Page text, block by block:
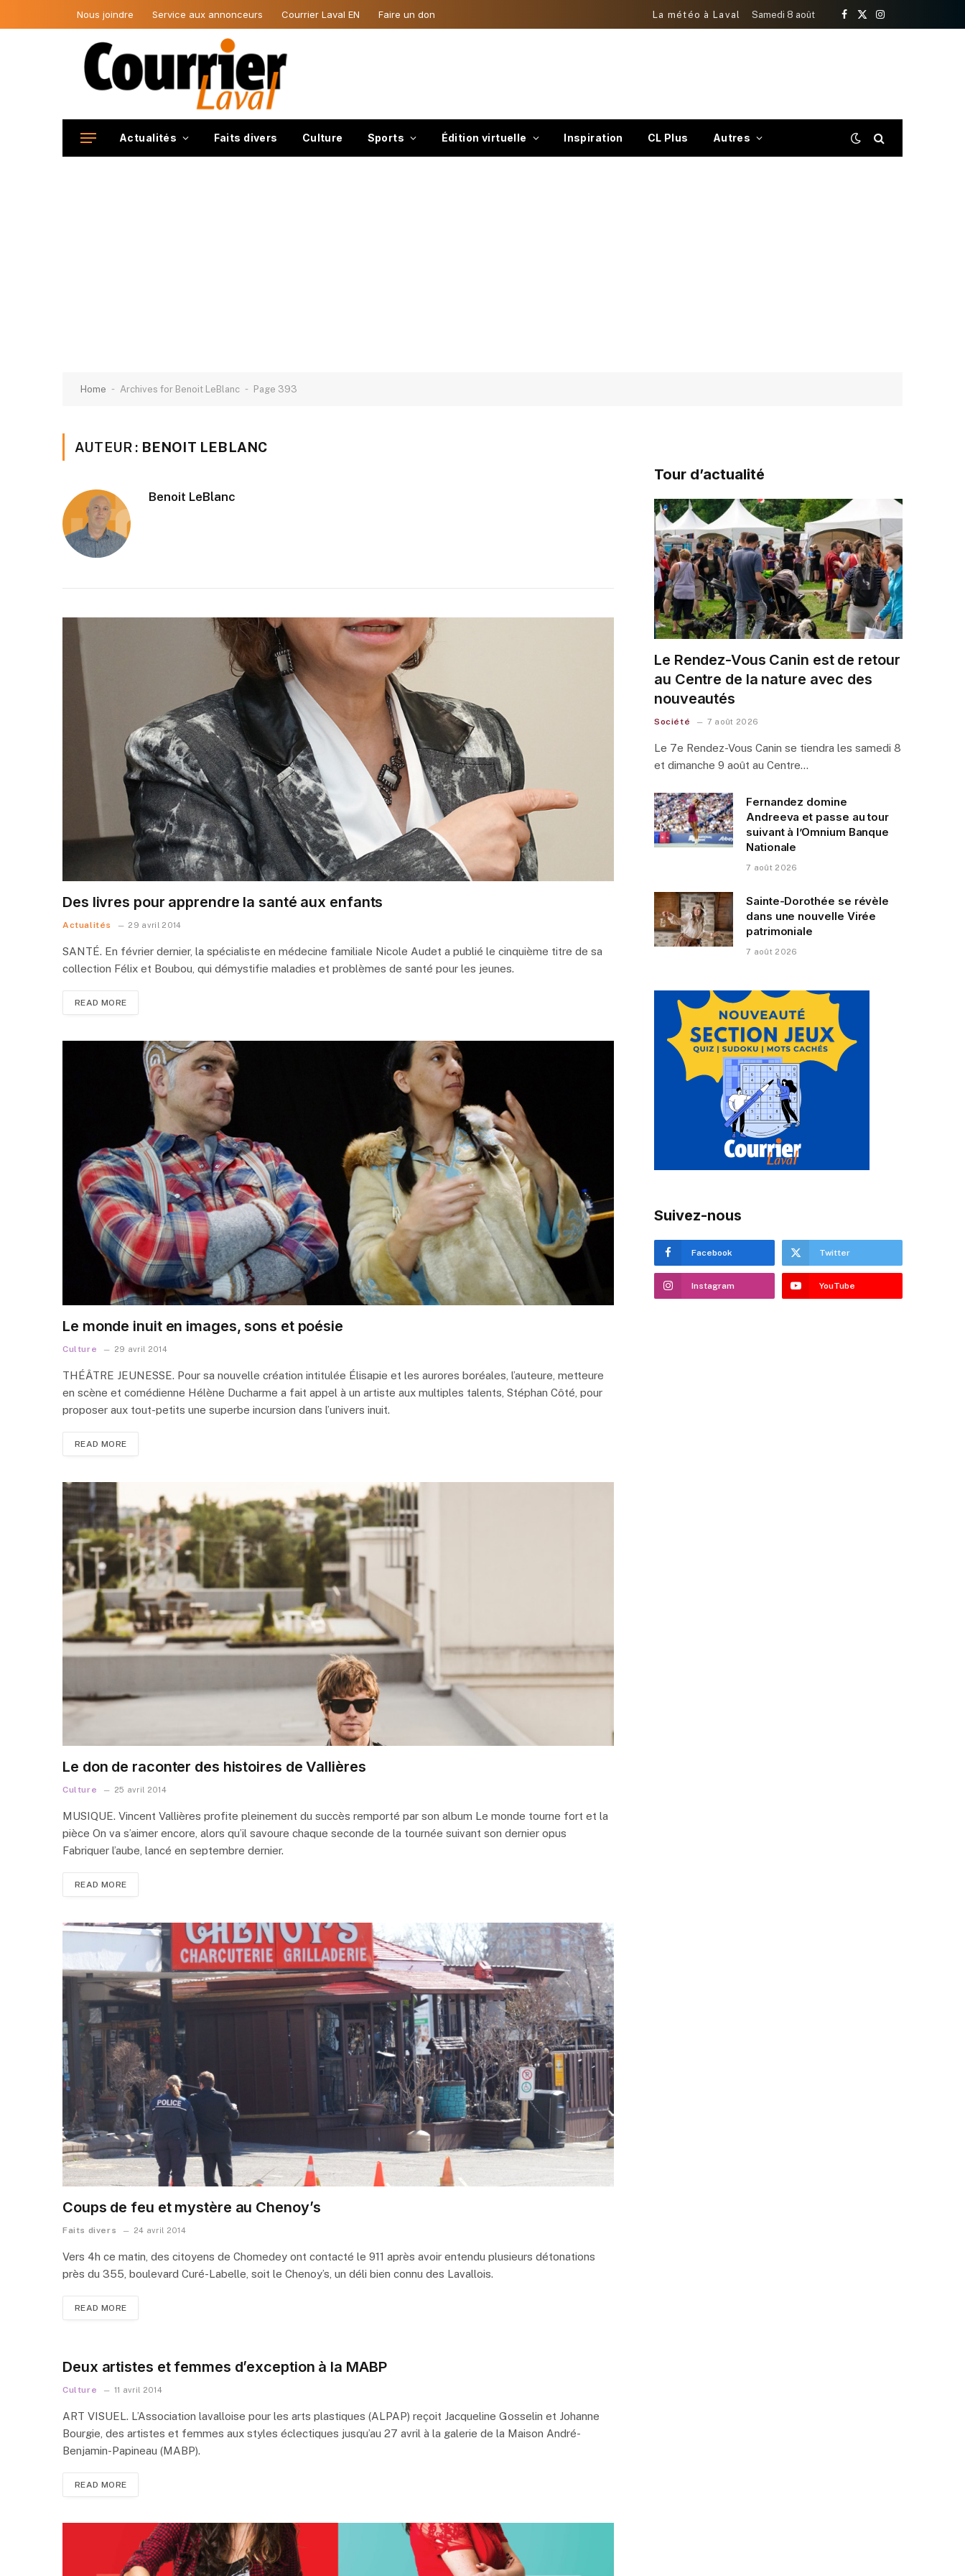
Nous joindre Service aux annonceurs Courrier Laval EN Faire un don La météo à Laval Samedi 8 août
Facebook
X
Instagram
Actualités Faits divers Culture Sports Édition virtuelle Inspiration CL Plus Autres
Home - Archives for Benoit LeBlanc - Page 393
AUTEUR : BENOIT LEBLANC
Benoit LeBlanc
Des livres pour apprendre la santé aux enfants
Actualités 29 avril 2014
SANTÉ. En février dernier, la spécialiste en médecine familiale Nicole Audet a publié le cinquième titre de sa
collection Félix et Boubou, qui démystifie maladies et problèmes de santé pour les jeunes.
READ MORE
Le monde inuit en images, sons et poésie
Culture 29 avril 2014
THÉÂTRE JEUNESSE. Pour sa nouvelle création intitulée Élisapie et les aurores boréales, l’auteure, metteure
en scène et comédienne Hélène Ducharme a fait appel à un artiste aux multiples talents, Stéphan Côté, pour
proposer aux tout-petits une superbe incursion dans l’univers inuit.
READ MORE
Le don de raconter des histoires de Vallières
Culture 25 avril 2014
MUSIQUE. Vincent Vallières profite pleinement du succès remporté par son album Le monde tourne fort et la
pièce On va s’aimer encore, alors qu’il savoure chaque seconde de la tournée suivant son dernier opus
Fabriquer l’aube, lancé en septembre dernier.
READ MORE
Coups de feu et mystère au Chenoy’s
Faits divers 24 avril 2014
Vers 4h ce matin, des citoyens de Chomedey ont contacté le 911 après avoir entendu plusieurs détonations
près du 355, boulevard Curé-Labelle, soit le Chenoy’s, un déli bien connu des Lavallois.
READ MORE
Deux artistes et femmes d’exception à la MABP
Culture 11 avril 2014
ART VISUEL. L’Association lavalloise pour les arts plastiques (ALPAP) reçoit Jacqueline Gosselin et Johanne
Bourgie, des artistes et femmes aux styles éclectiques jusqu’au 27 avril à la galerie de la Maison André-
Benjamin-Papineau (MABP).
READ MORE
Tour d’actualité
Le Rendez-Vous Canin est de retour
au Centre de la nature avec des
nouveautés
Société 7 août 2026
Le 7e Rendez-Vous Canin se tiendra les samedi 8
et dimanche 9 août au Centre…
Fernandez domine
Andreeva et passe au tour
suivant à l’Omnium Banque
Nationale
7 août 2026
Sainte-Dorothée se révèle
dans une nouvelle Virée
patrimoniale
7 août 2026
Suivez-nous
Facebook Twitter
Instagram YouTube